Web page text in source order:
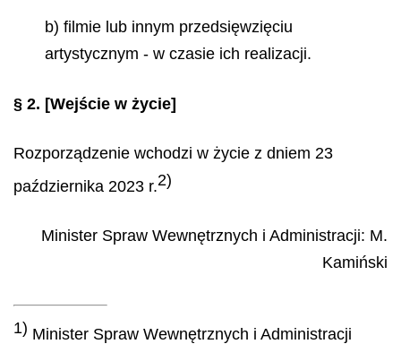
b) filmie lub innym przedsięwzięciu
artystycznym - w czasie ich realizacji.
§ 2. [Wejście w życie]
Rozporządzenie wchodzi w życie z dniem 23
października 2023 r.2)
Minister Spraw Wewnętrznych i Administracji: M.
Kamiński
1) Minister Spraw Wewnętrznych i Administracji